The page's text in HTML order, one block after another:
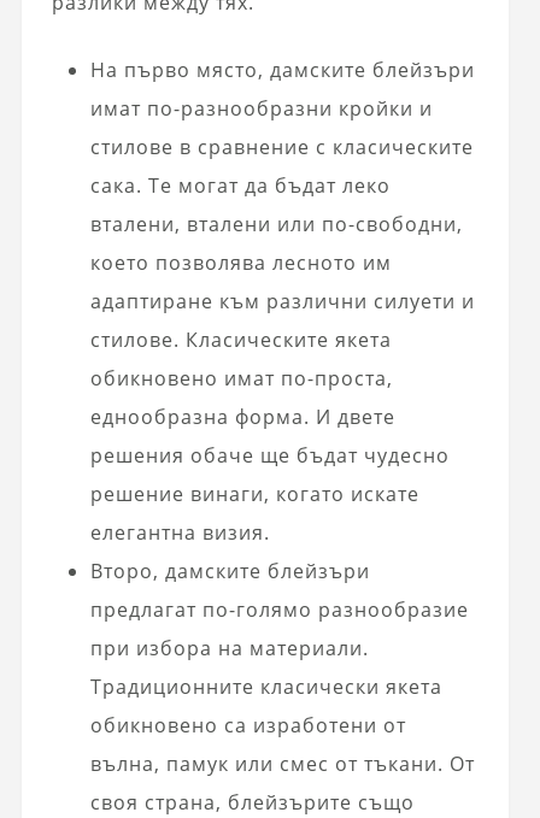
На първо място, дамските блейзъри
имат по-разнообразни кройки и
стилове в сравнение с класическите
сака. Те могат да бъдат леко
вталени, вталени или по-свободни,
което позволява лесното им
адаптиране към различни силуети и
стилове. Класическите якета
обикновено имат по-проста,
еднообразна форма. И двете
решения обаче ще бъдат чудесно
решение винаги, когато искате
елегантна визия.
Второ, дамските блейзъри
предлагат по-голямо разнообразие
при избора на материали.
Традиционните класически якета
обикновено са изработени от
вълна, памук или смес от тъкани. От
своя страна, блейзърите също